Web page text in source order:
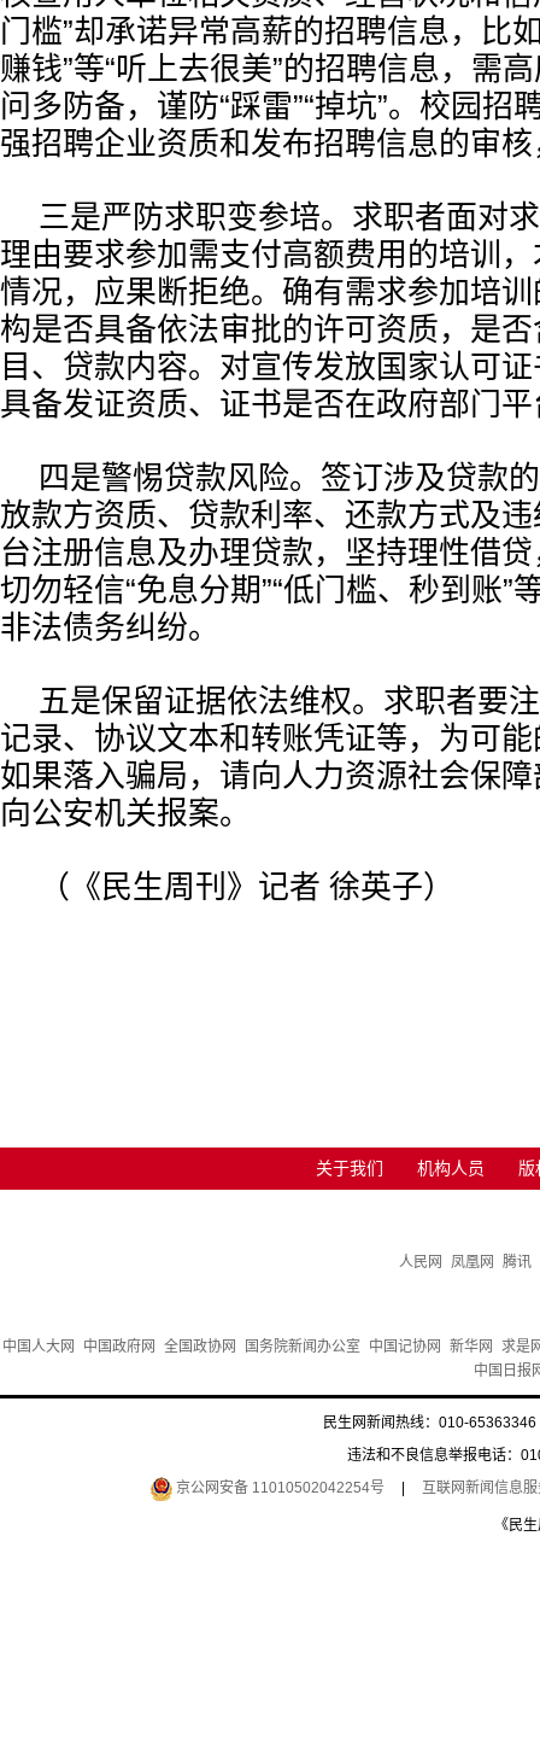
门槛”却承诺异常高薪的招聘信息，比
赚钱”等“听上去很美”的招聘信息，需
问多防备，谨防“踩雷”“掉坑”。校园招
强招聘企业资质和发布招聘信息的审
三是严防求职变参培。求职者面对
理由要求参加需支付高额费用的培训
情况，应果断拒绝。确有需求参加培
构是否具备依法审批的许可资质，是
目、贷款内容。对宣传发放国家认可
具备发证资质、证书是否在政府部门
四是警惕贷款风险。签订涉及贷款
放款方资质、贷款利率、还款方式及
台注册信息及办理贷款，坚持理性借
切勿轻信“免息分期”“低门槛、秒到账”
非法债务纠纷。
五是保留证据依法维权。求职者要
记录、协议文本和转账凭证等，为可
如果落入骗局，请向人力资源社会保
向公安机关报案。
（《民生周刊》记者 徐英子）
关于我们 机构人员 版
人民网 凤凰网 腾讯
中国人大网 中国政府网 全国政协网 国务院新闻办公室 中国记协网 新华网
求是
中国日报
民生网新闻热线：010-
违法和不良信息举报电话：
京公网安备 11010502042254号
互联网新闻信息
《民